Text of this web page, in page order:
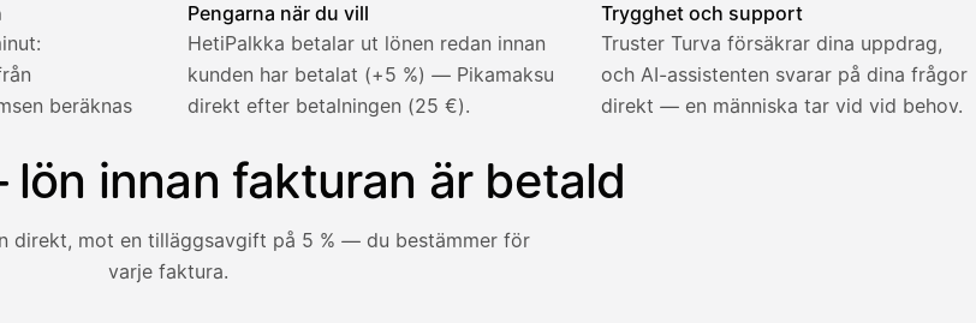
beräknas
Pengarna när du vill
HetiPalkka betalar ut lönen redan innan
kunden har betalat (+5 %) — Pikamaksu
direkt efter betalningen (25 €).
Trygghet och support
Truster Turva försäkrar dina uppdrag,
och AI-assistenten svarar på dina frågor
direkt — en människa tar vid vid behov.
innan fakturan är betald
direkt, mot en tilläggsavgift på 5 % — du bestämmer för
varje faktura.